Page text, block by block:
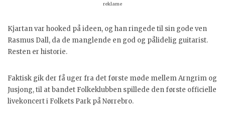
reklame
Kjartan var hooked på ideen, og han ringede til sin gode ven
Rasmus Dall, da de manglende en god og pålidelig guitarist.
Resten er historie.
Faktisk gik der få uger fra det første møde mellem Arngrim og
Jusjong, til at bandet Folkeklubben spillede den første officielle
livekoncert i Folkets Park på Nørrebro.